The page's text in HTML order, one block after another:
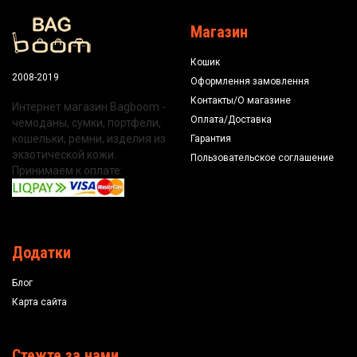
2008-2019
Интернет магазин Bagboom -
чемоданы, сумки, портфели,
кошельки, ремни, изделия из
экзотической кожи.
Принимаем к оплате:
Магазин
Кошик
Оформлення замовлення
Контакты/О магазине
Оплата/Доставка
Гарантия
Пользовательское соглашение
Додатки
Блог
Карта сайта